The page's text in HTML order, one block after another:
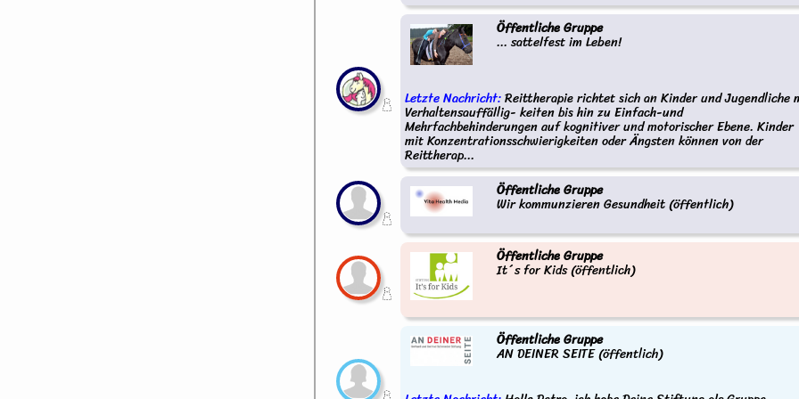
Öffentliche Gruppe
... sattelfest im Leben!
Letzte Nachricht:Reittherapie richtet sich an Kinder und Jugendliche
Verhaltensauffällig- keiten bis hin zu Einfach-und
Mehrfachbehinderungen auf kognitiver und motorischer Ebene. Kinder
mit Konzentrationsschwierigkeiten oder Ängsten können von der
Reittherap...
Öffentliche Gruppe
Wir kommunzieren Gesundheit (öffentlich)
Öffentliche Gruppe
It´s for Kids (öffentlich)
Öffentliche Gruppe
AN DEINER SEITE (öffentlich)